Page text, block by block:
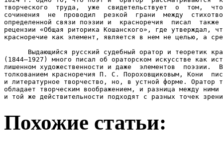
творческого  труда,  уже  свидетельствует  о  том,
сочинения  не  проводил  резкой  грани  между
определенной связи поэзии и  красноречия  писал
рецензии «Общая риторика Кошанского», где утверждал,
красноречие как элемент, является в нем не целью, а
Выдающийся русский судебный оратор и теоретик
(1844–1927) много писал об ораторском искусстве как
лишенном художественности и даже  элементов  поэзии.
толкованием красноречия П. С. Пороховщиковым, Кони
и литературное творчество, но, в устной форме.
обладает творческим воображением, и разница между
и той же действительности подходят с разных точек
Похожие статьи: